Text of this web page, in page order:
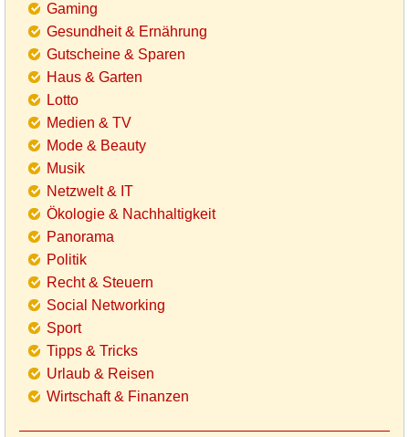
Gaming
Gesundheit & Ernährung
Gutscheine & Sparen
Haus & Garten
Lotto
Medien & TV
Mode & Beauty
Musik
Netzwelt & IT
Ökologie & Nachhaltigkeit
Panorama
Politik
Recht & Steuern
Social Networking
Sport
Tipps & Tricks
Urlaub & Reisen
Wirtschaft & Finanzen